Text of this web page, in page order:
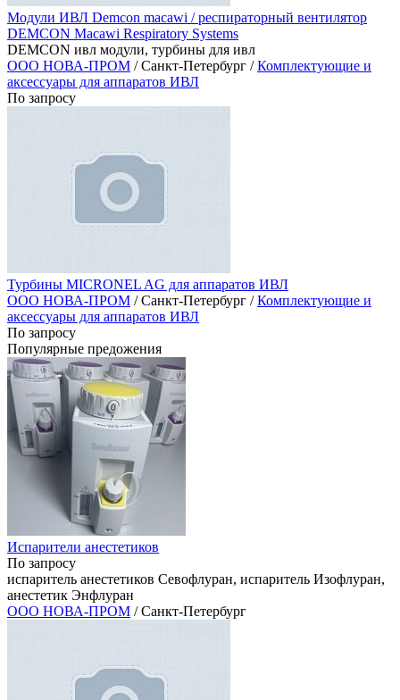
Модули ИВЛ Demcon macawi / респираторный вентилятор
DEMCON Macawi Respiratory Systems
DEMCON ивл модули, турбины для ивл
ООО НОВА-ПРОМ / Санкт-Петербург /Комплектующие и
аксессуары для аппаратов ИВЛ
По запросу
Турбины MICRONEL AG для аппаратов ИВЛ
ООО НОВА-ПРОМ / Санкт-Петербург /Комплектующие и
аксессуары для аппаратов ИВЛ
По запросу
Популярные предожения
Испарители анестетиков
По запросу
испаритель анестетиков Севофлуран, испаритель Изофлуран,
анестетик Энфлуран
ООО НОВА-ПРОМ / Санкт-Петербург